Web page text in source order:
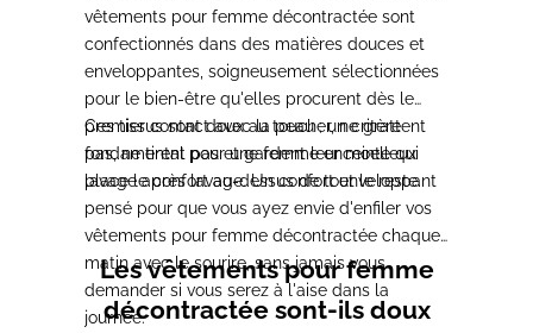
vêtements pour femme décontractée sont
confectionnés dans des matières douces et
enveloppantes, soigneusement sélectionnées
pour le bien-être qu'elles procurent dès le
premier contact avec la peau ; un critère
fondamental pour une femme enceinte qui
place le confort au-dessus de tout le reste.
Ces tissus sont doux au toucher, ne grattent
pas, ne tirent pas et gardent leur moelleux
lavage après lavage. Un confort enveloppant
pensé pour que vous ayez envie d'enfiler vos
vêtements pour femme décontractée chaque
matin avec le sourire, sans jamais vous
demander si vous serez à l'aise dans la
journée.
Les vêtements pour femme
décontractée sont-ils doux